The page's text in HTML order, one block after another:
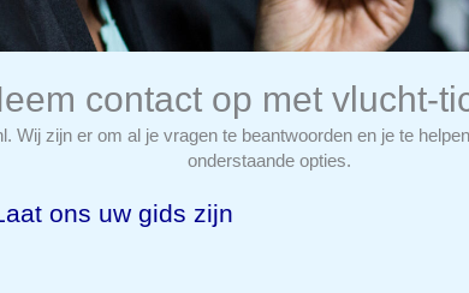
contact op met vlucht-
Wij zijn er om al je vragen te beantwoorden en je te
onderstaande opties.
ons uw gids zijn